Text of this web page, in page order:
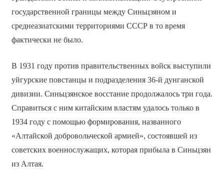
государственной границы между Синьцзяном и
среднеазиатскими территориями СССР в то время
фактически не было.
В 1931 году против правительственных войск выступили
уйгурские повстанцы и подразделения 36-й дунганской
дивизии. Синьцзянское восстание продолжалось три года.
Справиться с ним китайским властям удалось только в
1934 году с помощью формирования, названного
«Алтайской добровольческой армией», состоявшей из
советских военнослужащих, которая прибыла в Синьцзян
из Алтая.